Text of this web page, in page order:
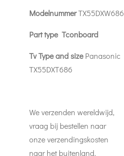
ModelnummerTX55DXW686
Part type Tconboard
Tv Type and sizePanasonic
TX55DXT686
We verzenden wereldwijd,
vraag bij bestellen naar
onze verzendingskosten
naar het buitenland.